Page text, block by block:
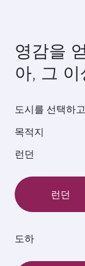
영감을
아, 그
도시를 선택하
목적지
런던
런던
도하